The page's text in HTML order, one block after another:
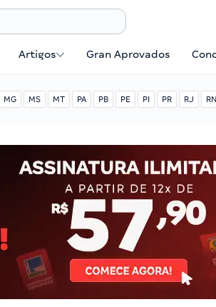
Artigos Gran Aprovados
MG MS MT PA PB PE PI PR RJ RN